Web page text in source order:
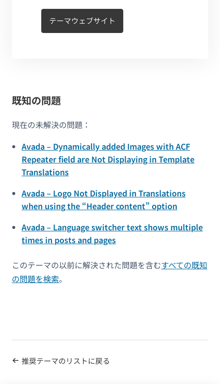
テーマウェブサイト
既知の問題
現在の未解決の問題：
Avada – Dynamically added Images with ACF
Repeater field are Not Displaying in Template
Translations
Avada – Logo Not Displayed in Translations
when using the “Header content” option
Avada – Language switcher text shows multiple
times in posts and pages
このテーマの以前に解決された問題を含むすべての既知
の問題を検索。
推奨テーマのリストに戻る